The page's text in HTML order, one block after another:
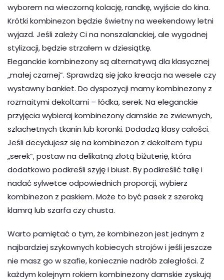
wyborem na wieczorną kolację, randkę, wyjście do kina.
Krótki kombinezon będzie świetny na weekendowy letni
wyjazd. Jeśli zależy Ci na nonszalanckiej, ale wygodnej
stylizacji, będzie strzałem w dziesiątkę.
Eleganckie kombinezony są alternatywą dla klasycznej
„małej czarnej”. Sprawdzą się jako kreacja na wesele czy
wystawny bankiet. Do dyspozycji mamy kombinezony z
rozmaitymi dekoltami – łódka, serek. Na eleganckie
przyjęcia wybieraj kombinezony damskie ze zwiewnych,
szlachetnych tkanin lub koronki. Dodadzą klasy całości.
Jeśli decydujesz się na kombinezon z dekoltem typu
„serek”, postaw na delikatną złotą biżuterię, która
dodatkowo podkreśli szyję i biust. By podkreślić talię i
nadać sylwetce odpowiednich proporcji, wybierz
kombinezon z paskiem. Może to być pasek z szeroką
klamrą lub szarfa czy chusta.
Warto pamiętać o tym, że kombinezon jest jednym z
najbardziej szykownych kobiecych strojów i jeśli jeszcze
nie masz go w szafie, koniecznie nadrób zaległości. Z
każdym kolejnym rokiem kombinezony damskie zyskują